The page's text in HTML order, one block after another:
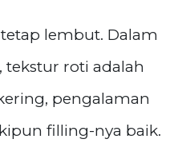
lembut. Dalam
roti adalah
pengalaman
filling-nya baik.